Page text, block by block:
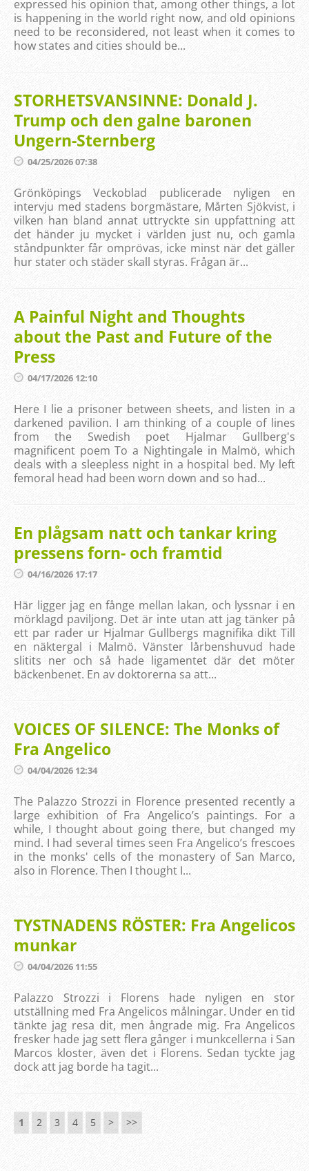
expressed his opinion that, among other things, a lot
is happening in the world right now, and old opinions
need to be reconsidered, not least when it comes to
how states and cities should be...
STORHETSVANSINNE: Donald J.
Trump och den galne baronen
Ungern-Sternberg
04/25/2026 07:38
Grönköpings Veckoblad publicerade nyligen en
intervju med stadens borgmästare, Mårten Sjökvist, i
vilken han bland annat uttryckte sin uppfattning att
det händer ju mycket i världen just nu, och gamla
ståndpunkter får omprövas, icke minst när det gäller
hur stater och städer skall styras. Frågan är...
A Painful Night and Thoughts
about the Past and Future of the
Press
04/17/2026 12:10
Here I lie a prisoner between sheets, and listen in a
darkened pavilion. I am thinking of a couple of lines
from the Swedish poet Hjalmar Gullberg's
magnificent poem To a Nightingale in Malmö, which
deals with a sleepless night in a hospital bed. My left
femoral head had been worn down and so had...
En plågsam natt och tankar kring
pressens forn- och framtid
04/16/2026 17:17
Här ligger jag en fånge mellan lakan, och lyssnar i en
mörklagd paviljong. Det är inte utan att jag tänker på
ett par rader ur Hjalmar Gullbergs magnifika dikt Till
en näktergal i Malmö. Vänster lårbenshuvud hade
slitits ner och så hade ligamentet där det möter
bäckenbenet. En av doktorerna sa att...
VOICES OF SILENCE: The Monks of
Fra Angelico
04/04/2026 12:34
The Palazzo Strozzi in Florence presented recently a
large exhibition of Fra Angelico’s paintings. For a
while, I thought about going there, but changed my
mind. I had several times seen Fra Angelico’s frescoes
in the monks' cells of the monastery of San Marco,
also in Florence. Then I thought I...
TYSTNADENS RÖSTER: Fra Angelicos
munkar
04/04/2026 11:55
Palazzo Strozzi i Florens hade nyligen en stor
utställning med Fra Angelicos målningar. Under en tid
tänkte jag resa dit, men ångrade mig. Fra Angelicos
fresker hade jag sett flera gånger i munkcellerna i San
Marcos kloster, även det i Florens. Sedan tyckte jag
dock att jag borde ha tagit...
1 2 3 4 5 > >>